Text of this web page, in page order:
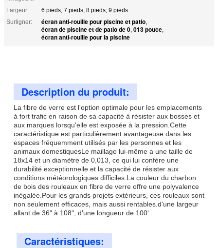
Largeur:
6 pieds, 7 pieds, 8 pieds, 9 pieds
Surligner:
écran anti-rouille pour piscine et patio,
écran de piscine et de patio de 0, 013 pouce,
écran anti-rouille pour la piscine
Description du produit:
La fibre de verre est l'option optimale pour les emplacements
à fort trafic en raison de sa capacité à résister aux bosses et
aux marques lorsqu'elle est exposée à la pression.Cette
caractéristique est particulièrement avantageuse dans les
espaces fréquemment utilisés par les personnes et les
animaux domestiquesLe maillage lui-même a une taille de
18x14 et un diamètre de 0,013, ce qui lui confère une
durabilité exceptionnelle et la capacité de résister aux
conditions météorologiques difficiles.La couleur du charbon
de bois des rouleaux en fibre de verre offre une polyvalence
inégalée.Pour les grands projets extérieurs, ces rouleaux sont
non seulement efficaces, mais aussi rentables.d'une largeur
allant de 36" à 108", d'une longueur de 100'
Caractéristiques: